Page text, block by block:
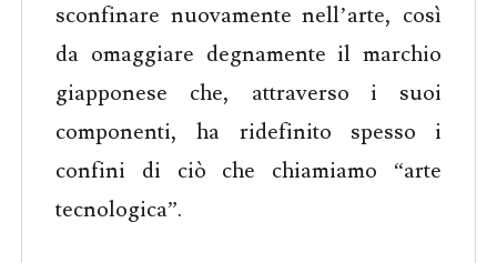
sconfinare nuovamente nell’arte, così
da omaggiare degnamente il marchio
giapponese che, attraverso i suoi
componenti, ha ridefinito spesso i
confini di ciò che chiamiamo “arte
tecnologica”.